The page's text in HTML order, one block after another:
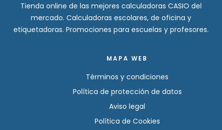
Tienda online de las mejores calculadoras CASIO del
mercado. Calculadoras escolares, de oficina y
etiquetadoras. Promociones para escuelas y profesores.
MAPA WEB
Términos y condiciones
Política de protección de datos
Aviso legal
Política de Cookies